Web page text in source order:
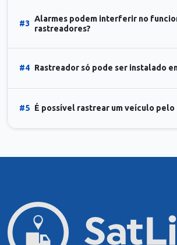
#3
Alarmes podem interferir no
rastreadores?
#4 Rastreador só pode ser instalado
#5 É possível rastrear um veículo